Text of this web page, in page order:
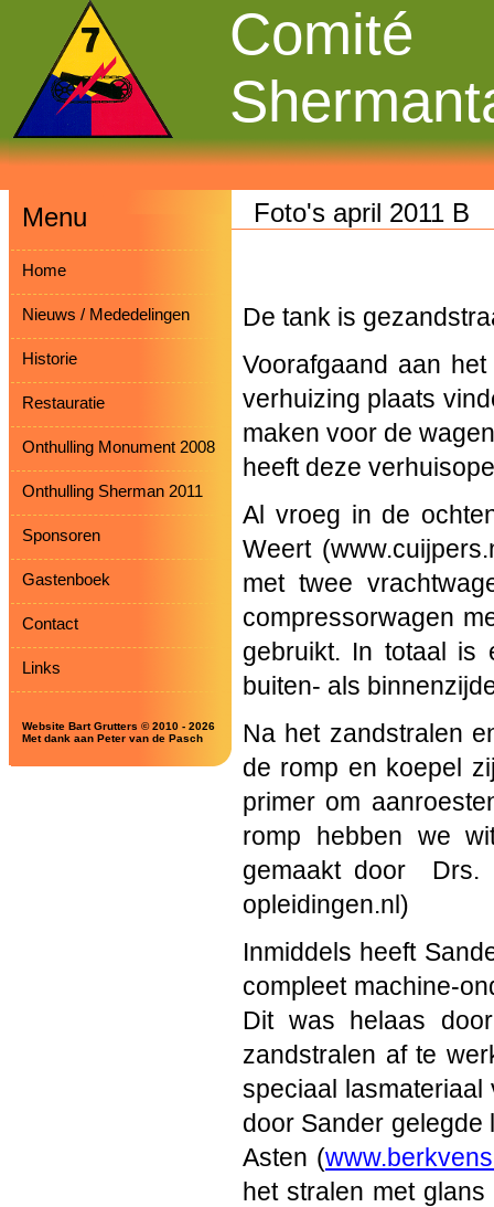
Comité
Menu
Home
Nieuws / Mededelingen
Historie
Restauratie
Onthulling Monument 2008
Onthulling Sherman 2011
Sponsoren
Gastenboek
Contact
Links
Website Bart Grutters © 2010 - 2026
Met dank aan Peter van de Pasch
De tank is
Voorafgaand aan
verhuizing plaats
maken voor de
heeft deze
Al vroeg in de
Weert
met twee
compressorwagen
gebruikt. In totaal is
buiten- als
Na het zandstralen
de romp en koepel
primer om
romp hebben we
gemaakt door
Drs.
opleidingen.nl)
Inmiddels heeft
compleet machine-
Dit was helaas
zandstralen af te
speciaal
door Sander gelegde
Asten (
het stralen met
Foto's april 2011 B